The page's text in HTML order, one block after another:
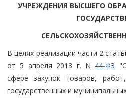
УЧРЕЖДЕНИЯ ВЫСШЕГО
В целях реализации части 2
от 5 апреля 2013 г. N 44-ФЗ
сфере закупок товаров,
государственных и